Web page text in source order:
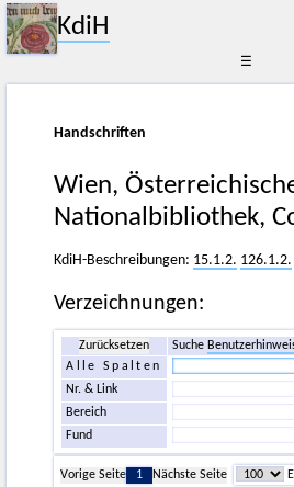
KdiH
☰
Handschriften
Wien,
Nationalbibliothek,
KdiH-Beschreibungen: 15.1.2. 126.1.2.
Verzeichnungen:
Zurücksetzen Suche
Alle Spalten
Nr. & Link
Bereich
Fund
Vorige Seite 1 Nächste Seite